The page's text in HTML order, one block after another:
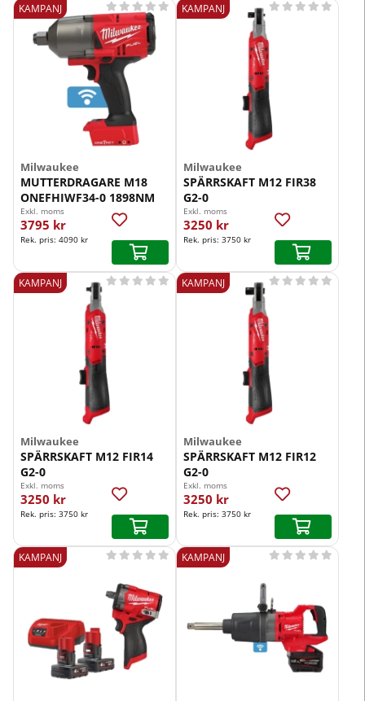
KAMPANJ
Milwaukee
MUTTERDRAGARE M18
ONEFHIWF34-0 1898NM
    
Exkl. moms
3795 kr
Rek. pris: 4090 kr
KAMPANJ
Milwaukee
SPÄRRSKAFT M12 FIR38
G2-0
    
Exkl. moms
3250 kr
Rek. pris: 3750 kr
KAMPANJ
Milwaukee
SPÄRRSKAFT M12 FIR14
G2-0
    
Exkl. moms
3250 kr
Rek. pris: 3750 kr
KAMPANJ
Milwaukee
SPÄRRSKAFT M12 FIR12
G2-0
    
Exkl. moms
3250 kr
Rek. pris: 3750 kr
KAMPANJ      KAMPANJ     